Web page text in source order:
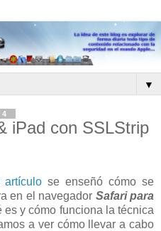
▼
iPad con SSLStrip
artículo se enseñó cómo se
en el navegador Safari para
y cómo funciona la técnica
a ver cómo llevar a cabo